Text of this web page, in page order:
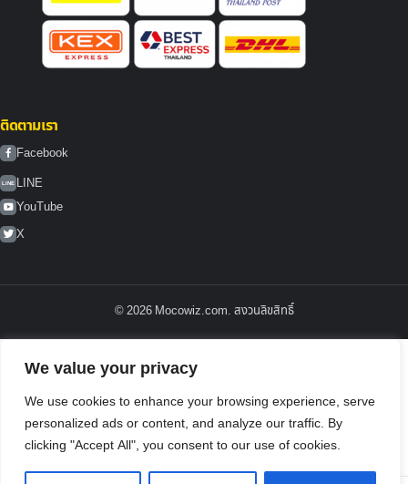
We value your privacy
We use cookies to enhance your browsing experience, serve
personalized ads or content, and analyze our traffic. By
clicking "Accept All", you consent to our use of cookies.
ติดตามเรา
Facebook
LINE LINE
YouTube
X
© 2026 Mocowiz.com. สงวนลิขสิทธิ์